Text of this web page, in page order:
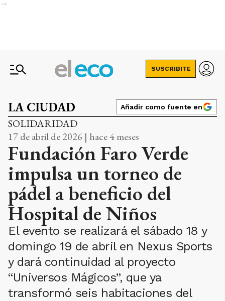
Ads
SUSCRIBITE
LA CIUDAD Añadir como fuente en
SOLIDARIDAD
17 de abril de 2026 | hace 4 meses
Fundación Faro Verde
impulsa un torneo de
pádel a beneficio del
Hospital de Niños
El evento se realizará el sábado 18 y
domingo 19 de abril en Nexus Sports
y dará continuidad al proyecto
“Universos Mágicos”, que ya
transformó seis habitaciones del